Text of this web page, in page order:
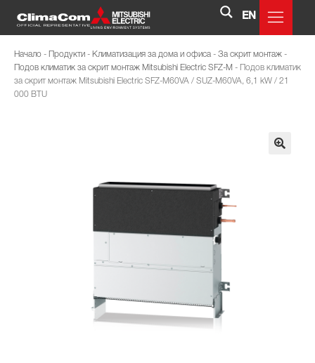
EN
Начало - Продукти - Климатизация за дома и офиса - За скрит монтаж -
Подов климатик за скрит монтаж Mitsubishi Electric SFZ-M -
Подов климатик
за скрит монтаж Mitsubishi Electric SFZ-M60VA / SUZ-M60VA, 6,1 kW / 21
000 BTU